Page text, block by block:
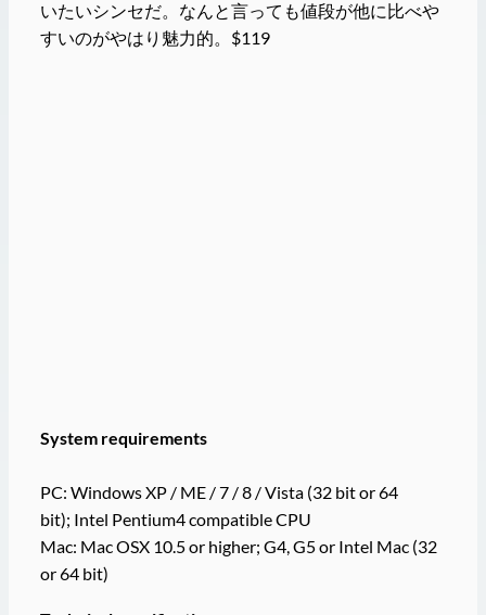
いたいシンセだ。なんと言っても値段が他に比べや
すいのがやはり魅力的。$119
System requirements
PC: Windows XP / ME / 7 / 8 / Vista (32 bit or 64
bit); Intel Pentium4 compatible CPU
Mac: Mac OSX 10.5 or higher; G4, G5 or Intel Mac (32
or 64 bit)